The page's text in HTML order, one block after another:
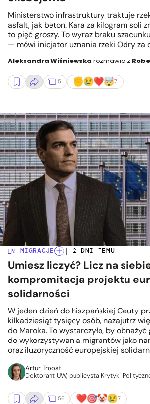
Ministerstwo infrastruktury traktuje
asfalt, jak beton. Kara za kilogram soli
to pięć groszy. To wyraz braku
— mówi inicjator uznania rzeki Odry za
Aleksandra Wiśniewska rozmawia z
5 7
🚶‍♀️ MIGRACJE | 2 DNI TEMU
Umiesz liczyć? Licz na
kompromitacja projektu
solidarności
W jeden dzień do hiszpańskiej Ceuty
kilkadziesiąt tysięcy osób, nazajutrz
do Maroka. To wystarczyło, by
do wykorzystywania migrantów jako
oraz iluzoryczność europejskiej
Artur Troost
Doktorant UW, publicysta Krytyki
56 7